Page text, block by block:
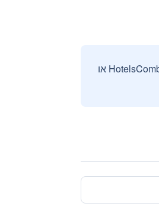
אנחנו אוספים ומציגים ביקורות וחוות דעת רק מהזמנות מאומתות שבוצעו על ידי משתמשים אמיתיים דרך HotelsCombined או